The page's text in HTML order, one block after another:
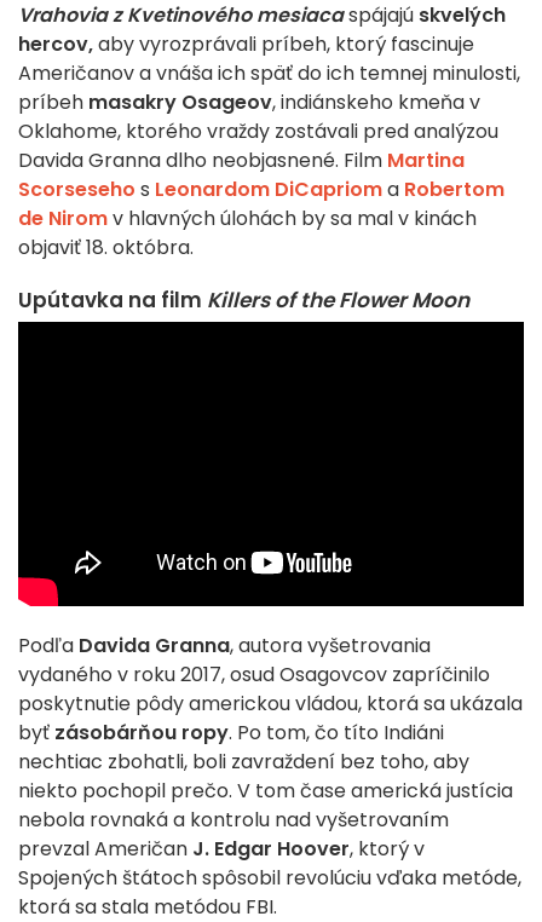
Vrahovia z Kvetinového mesiacaspájajú skvelých
hercov,aby vyrozprávali príbeh, ktorý fascinuje
Američanov a vnáša ich späť do ich temnej minulosti,
príbeh masakry Osageov, indiánskeho kmeňa v
Oklahome, ktorého vraždy zostávali pred analýzou
Davida Granna dlho neobjasnené. Film Martina
Scorseseho s Leonardom DiCaprioma Robertom
de Niromv hlavných úlohách by sa mal v kinách
objaviť 18. októbra.
Upútavka na film Killers of the Flower Moon
Podľa Davida Granna, autora vyšetrovania
vydaného v roku 2017, osud Osagovcov zapríčinilo
poskytnutie pôdy americkou vládou, ktorá sa ukázala
byť zásobárňou ropy. Po tom, čo títo Indiáni
nechtiac zbohatli, boli zavraždení bez toho, aby
niekto pochopil prečo. V tom čase americká justícia
nebola rovnaká a kontrolu nad vyšetrovaním
prevzal Američan J. Edgar Hoover, ktorý v
Spojených štátoch spôsobil revolúciu vďaka metóde,
ktorá sa stala metódou FBI.